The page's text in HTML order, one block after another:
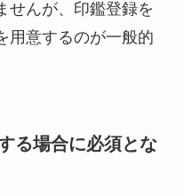
せんが、印鑑登録を
用意するのが一般的
る場合に必須とな